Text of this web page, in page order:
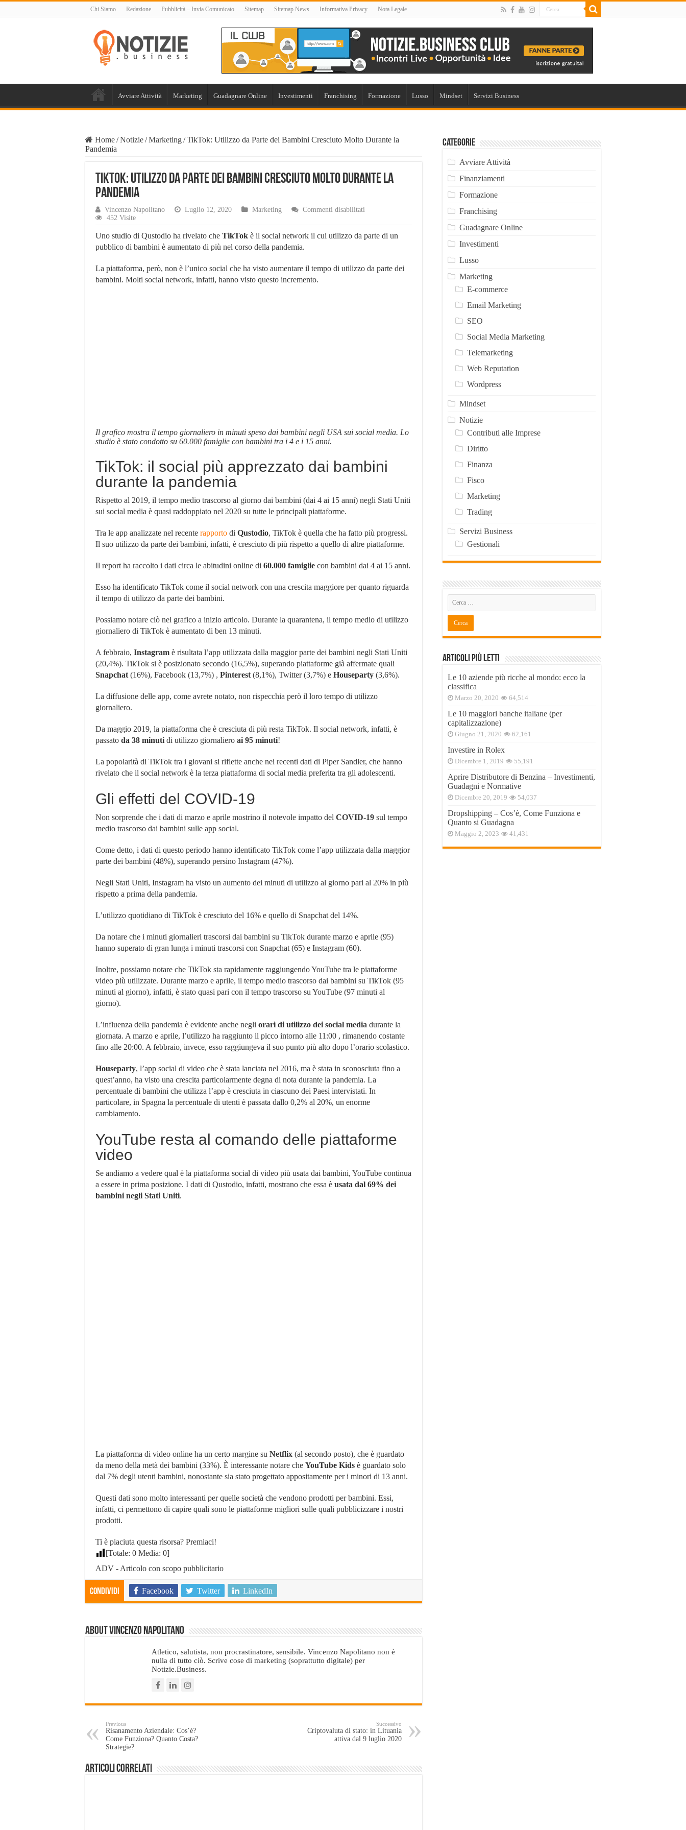
Chi Siamo Redazione Pubblicità – Invia Comunicato Sitemap Sitemap News Informativa Privacy Nota Legale
Avviare Attività Marketing Guadagnare Online Investimenti Franchising Formazione Lusso Mindset Servizi Business
Home/Notizie/Marketing/TikTok: Utilizzo da Parte dei Bambini Cresciuto Molto Durante la
Pandemia
TikTok: Utilizzo da Parte dei Bambini Cresciuto Molto Durante la
Pandemia
Vincenzo Napolitano Luglio 12, 2020 Marketing Commenti disabilitati
da
Parte
Cresciuto
Molto
452 Visite
Uno studio di Qustodio ha rivelato che TikTok è il social network il cui utilizzo da parte di un
pubblico di bambini è aumentato di più nel corso della pandemia.
La piattaforma, però, non è l’unico social che ha visto aumentare il tempo di utilizzo da parte dei
bambini. Molti social network, infatti, hanno visto questo incremento.
Il grafico mostra il tempo giornaliero in minuti speso dai bambini negli USA sui social media. Lo
studio è stato condotto su 60.000 famiglie con bambini tra i 4 e i 15 anni.
TikTok: il social più apprezzato dai bambini
durante la pandemia
Rispetto al 2019, il tempo medio trascorso al giorno dai bambini (dai 4 ai 15 anni) negli Stati Uniti
sui social media è quasi raddoppiato nel 2020 su tutte le principali piattaforme.
Tra le app analizzate nel recente rapporto di Qustodio, TikTok è quella che ha fatto più progressi.
Il suo utilizzo da parte dei bambini, infatti, è cresciuto di più rispetto a quello di altre piattaforme.
Il report ha raccolto i dati circa le abitudini online di 60.000 famiglie con bambini dai 4 ai 15 anni.
Esso ha identificato TikTok come il social network con una crescita maggiore per quanto riguarda
il tempo di utilizzo da parte dei bambini.
Possiamo notare ciò nel grafico a inizio articolo. Durante la quarantena, il tempo medio di utilizzo
giornaliero di TikTok è aumentato di ben 13 minuti.
A febbraio, Instagram è risultata l’app utilizzata dalla maggior parte dei bambini negli Stati Uniti
(20,4%). TikTok si è posizionato secondo (16,5%), superando piattaforme già affermate quali
Snapchat (16%), Facebook (13,7%) , Pinterest (8,1%), Twitter (3,7%) e Houseparty (3,6%).
La diffusione delle app, come avrete notato, non rispecchia però il loro tempo di utilizzo
giornaliero.
Da maggio 2019, la piattaforma che è cresciuta di più resta TikTok. Il social network, infatti, è
passato da 38 minuti di utilizzo giornaliero ai 95 minuti!
La popolarità di TikTok tra i giovani si riflette anche nei recenti dati di Piper Sandler, che hanno
rivelato che il social network è la terza piattaforma di social media preferita tra gli adolescenti.
Gli effetti del COVID-19
Non sorprende che i dati di marzo e aprile mostrino il notevole impatto del COVID-19 sul tempo
medio trascorso dai bambini sulle app social.
Come detto, i dati di questo periodo hanno identificato TikTok come l’app utilizzata dalla maggior
parte dei bambini (48%), superando persino Instagram (47%).
Negli Stati Uniti, Instagram ha visto un aumento dei minuti di utilizzo al giorno pari al 20% in più
rispetto a prima della pandemia.
L’utilizzo quotidiano di TikTok è cresciuto del 16% e quello di Snapchat del 14%.
Da notare che i minuti giornalieri trascorsi dai bambini su TikTok durante marzo e aprile (95)
hanno superato di gran lunga i minuti trascorsi con Snapchat (65) e Instagram (60).
Inoltre, possiamo notare che TikTok sta rapidamente raggiungendo YouTube tra le piattaforme
video più utilizzate. Durante marzo e aprile, il tempo medio trascorso dai bambini su TikTok (95
minuti al giorno), infatti, è stato quasi pari con il tempo trascorso su YouTube (97 minuti al
giorno).
L’influenza della pandemia è evidente anche negli orari di utilizzo dei social media durante la
giornata. A marzo e aprile, l’utilizzo ha raggiunto il picco intorno alle 11:00 , rimanendo costante
fino alle 20:00. A febbraio, invece, esso raggiungeva il suo punto più alto dopo l’orario scolastico.
Houseparty, l’app social di video che è stata lanciata nel 2016, ma è stata in sconosciuta fino a
quest’anno, ha visto una crescita particolarmente degna di nota durante la pandemia. La
percentuale di bambini che utilizza l’app è cresciuta in ciascuno dei Paesi intervistati. In
particolare, in Spagna la percentuale di utenti è passata dallo 0,2% al 20%, un enorme
cambiamento.
YouTube resta al comando delle piattaforme
video
Se andiamo a vedere qual è la piattaforma social di video più usata dai bambini, YouTube continua
a essere in prima posizione. I dati di Qustodio, infatti, mostrano che essa è usata dal 69% dei
bambini negli Stati Uniti.
La piattaforma di video online ha un certo margine su Netflix (al secondo posto), che è guardato
da meno della metà dei bambini (33%). È interessante notare che YouTube Kids è guardato solo
dal 7% degli utenti bambini, nonostante sia stato progettato appositamente per i minori di 13 anni.
Questi dati sono molto interessanti per quelle società che vendono prodotti per bambini. Essi,
infatti, ci permettono di capire quali sono le piattaforme migliori sulle quali pubblicizzare i nostri
prodotti.
Ti è piaciuta questa risorsa? Premiaci!
[Totale: 0 Media: 0]
ADV - Articolo con scopo pubblicitario
Condividi Facebook Twitter LinkedIn
About Vincenzo Napolitano
Atletico, salutista, non procrastinatore, sensibile. Vincenzo Napolitano non è
nulla di tutto ciò. Scrive cose di marketing (soprattutto digitale) per
Notizie.Business.
Previous
Risanamento Aziendale: Cos’è?
Come Funziona? Quanto Costa?
Strategie?
Successivo
Criptovaluta di stato: in Lituania
attiva dal 9 luglio 2020
Articoli Correlati
Categorie
Avviare Attività
Finanziamenti
Formazione
Franchising
Guadagnare Online
Investimenti
Lusso
Marketing
E-commerce
Email Marketing
SEO
Social Media Marketing
Telemarketing
Web Reputation
Wordpress
Mindset
Notizie
Contributi alle Imprese
Diritto
Finanza
Fisco
Marketing
Trading
Servizi Business
Gestionali
Articoli Più Letti
Le 10 aziende più ricche al mondo: ecco la
classifica
Marzo 20, 2020 64,514
Le 10 maggiori banche italiane (per
capitalizzazione)
Giugno 21, 2020 62,161
Investire in Rolex
Dicembre 1, 2019 55,191
Aprire Distributore di Benzina – Investimenti,
Guadagni e Normative
Dicembre 20, 2019 54,037
Dropshipping – Cos’è, Come Funziona e
Quanto si Guadagna
Maggio 2, 2023 41,431